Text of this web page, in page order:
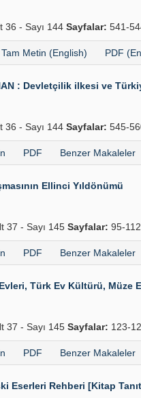
36 - Sayı 144 Sayfalar: 541-
Tam Metin (English) PDF
: Devletçilik ilkesi ve
36 - Sayı 144 Sayfalar: 545-
PDF Benzer Makaleler
Ellinci Yıldönümü
37 - Sayı 145 Sayfalar: 95-112
PDF Benzer Makaleler
Türk Ev Kültürü, Müze
37 - Sayı 145 Sayfalar: 123-
PDF Benzer Makaleler
Eserleri Rehberi [Kitap